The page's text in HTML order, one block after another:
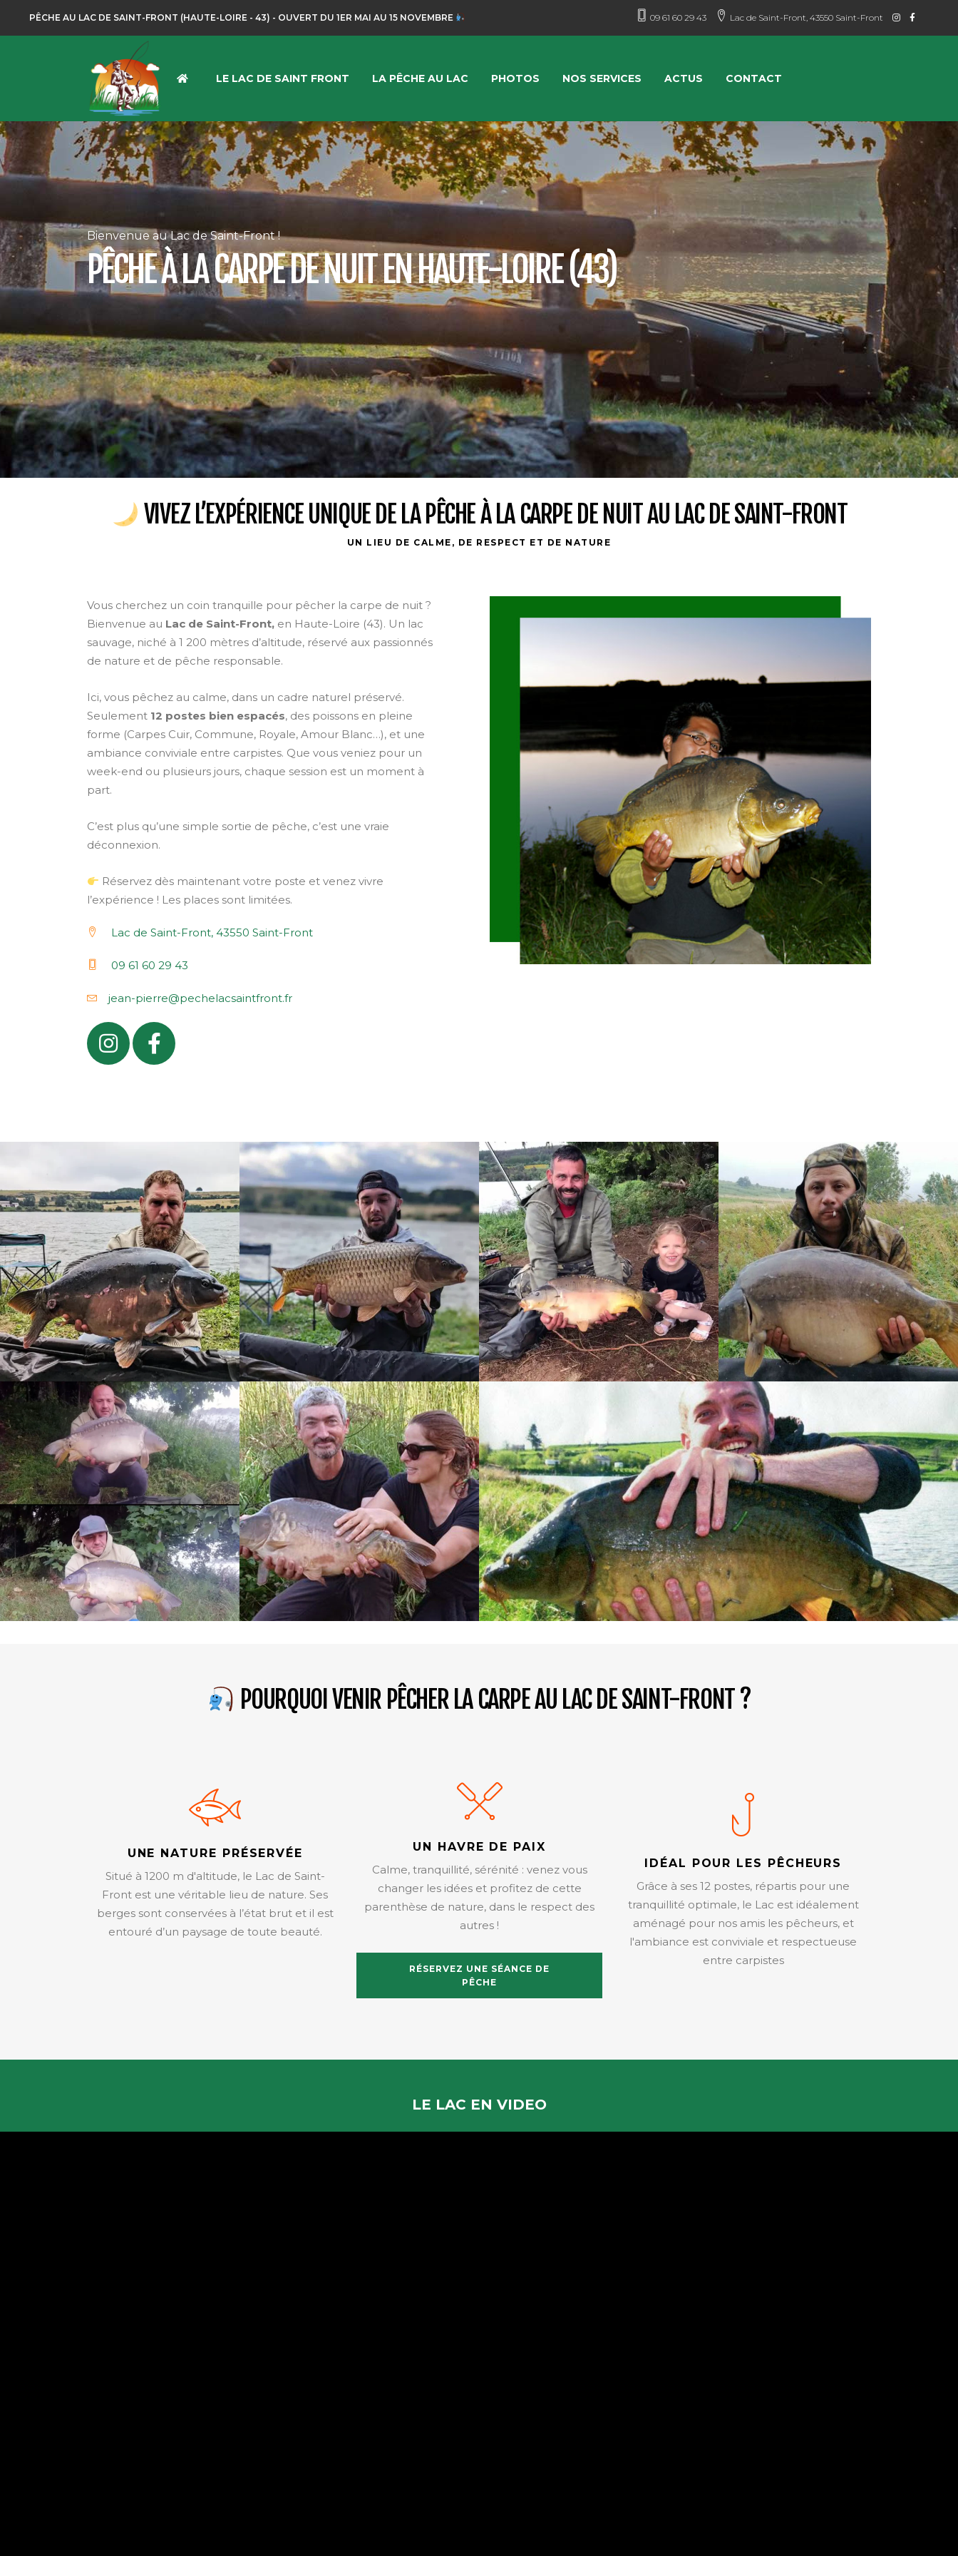
PÊCHE AU LAC DE SAINT-FRONT (HAUTE-LOIRE - 43) - OUVERT DU 1ER MAI AU 15 NOVEMBRE 09 61 60 29 43 Lac de Saint-Front, 43550 Saint-Front
LE LAC DE SAINT FRONT LA PÊCHE AU LAC PHOTOS NOS SERVICES ACTUS CONTACT
Bienvenue au Lac de Saint-Front !
PÊCHE À LA CARPE DE NUIT EN HAUTE-LOIRE (43)
VIVEZ L’EXPÉRIENCE UNIQUE DE LA PÊCHE À LA CARPE DE NUIT AU LAC DE SAINT-FRONT
UN LIEU DE CALME, DE RESPECT ET DE NATURE
Vous cherchez un coin tranquille pour pêcher la carpe de nuit ?
Bienvenue au Lac de Saint-Front, en Haute-Loire (43). Un lac
sauvage, niché à 1 200 mètres d’altitude, réservé aux passionnés
de nature et de pêche responsable.
Ici, vous pêchez au calme, dans un cadre naturel préservé.
Seulement 12 postes bien espacés, des poissons en pleine
forme (Carpes Cuir, Commune, Royale, Amour Blanc…), et une
ambiance conviviale entre carpistes. Que vous veniez pour un
week-end ou plusieurs jours, chaque session est un moment à
part.
C’est plus qu’une simple sortie de pêche, c’est une vraie
déconnexion.
Réservez dès maintenant votre poste et venez vivre
l’expérience ! Les places sont limitées.
Lac de Saint-Front, 43550 Saint-Front
09 61 60 29 43
jean-pierre@pechelacsaintfront.fr
POURQUOI VENIR PÊCHER LA CARPE AU LAC DE SAINT-FRONT ?
UNE NATURE PRÉSERVÉE
Situé à 1200 m d'altitude, le Lac de Saint-
Front est une véritable lieu de nature. Ses
berges sont conservées à l’état brut et il est
entouré d’un paysage de toute beauté.
UN HAVRE DE PAIX
Calme, tranquillité, sérénité : venez vous
changer les idées et profitez de cette
parenthèse de nature, dans le respect des
autres !
RÉSERVEZ UNE SÉANCE DE
PÊCHE
IDÉAL POUR LES PÊCHEURS
Grâce à ses 12 postes, répartis pour une
tranquillité optimale, le Lac est idéalement
aménagé pour nos amis les pêcheurs, et
l'ambiance est conviviale et respectueuse
entre carpistes
LE LAC EN VIDEO